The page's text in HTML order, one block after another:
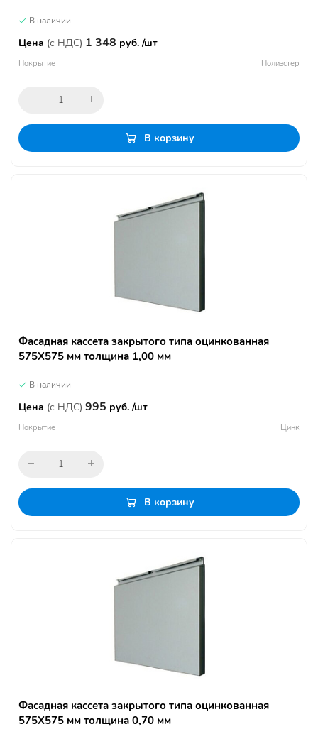
В наличии
Цена (с НДС) 1 348 руб. /шт
Покрытие Полиэстер
В корзину
Фасадная кассета закрытого типа оцинкованная
575Х575 мм толщина 1,00 мм
В наличии
Цена (с НДС) 995 руб. /шт
Покрытие Цинк
В корзину
Фасадная кассета закрытого типа оцинкованная
575Х575 мм толщина 0,70 мм